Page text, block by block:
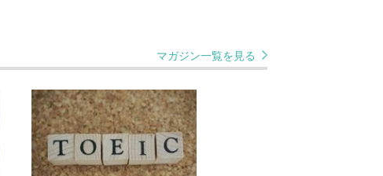
マガジン一覧を見る